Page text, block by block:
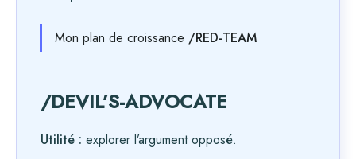
Mon plan de croissance /RED-TEAM
/DEVIL’S-ADVOCATE
Utilité : explorer l’argument opposé.